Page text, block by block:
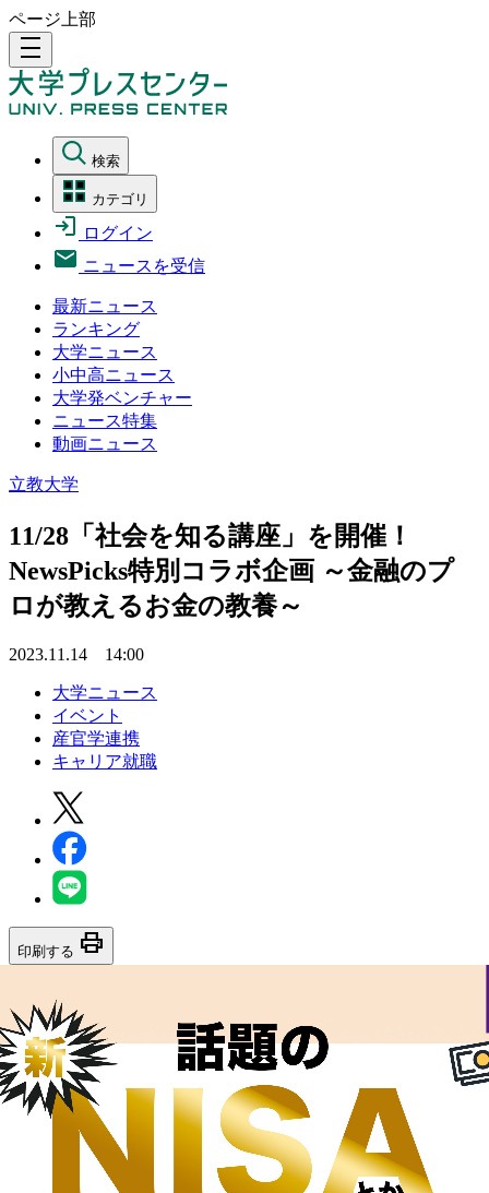
ページ上部
density_medium
検索
カテゴリ
ログイン
ニュースを受信
最新ニュース
ランキング
大学ニュース
小中高ニュース
大学発ベンチャー
ニュース特集
動画ニュース
立教大学
11/28「社会を知る講座」を開催！
NewsPicks特別コラボ企画 ～金融のプ
ロが教えるお金の教養～
2023.11.14 14:00
大学ニュース
イベント
産官学連携
キャリア就職
印刷する print